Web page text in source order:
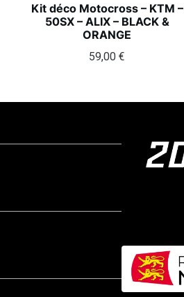
Kit déco Motocross – KTM –
50SX – ALIX – BLACK &
ORANGE
59,00€